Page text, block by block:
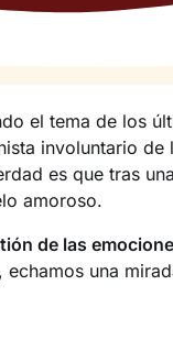
el tema de los
involuntario de
es que tras
amoroso.
de las
echamos una